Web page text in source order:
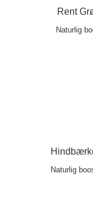
Rent
Naturlig
Naturlig